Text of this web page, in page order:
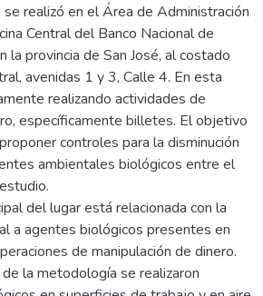
realizó en el Área de Administración
Central del Banco Nacional de
la provincia de San José, al costado
avenidas 1 y 3, Calle 4. En esta
realizando actividades de
específicamente billetes. El objetivo
controles para la disminución
ambientales biológicos entre el
del lugar está relacionada con la
a agentes biológicos presentes en
de manipulación de dinero.
la metodología se realizaron